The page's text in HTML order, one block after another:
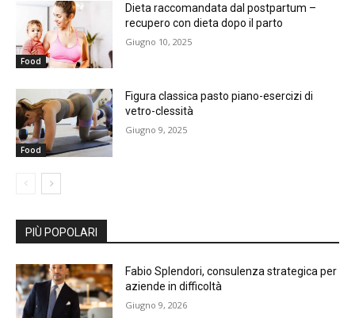
Food
Dieta raccomandata dal postpartum –
recupero con dieta dopo il parto
Giugno 10, 2025
Food
Figura classica pasto piano-esercizi di
vetro-clessità
Giugno 9, 2025
PIÙ POPOLARI
Fabio Splendori, consulenza strategica per
aziende in difficoltà
Giugno 9, 2026